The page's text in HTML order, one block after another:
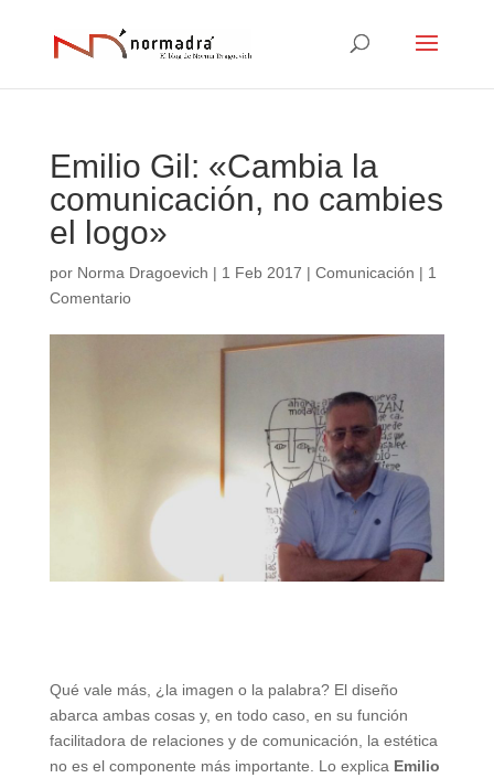
Emilio Gil: «Cambia la
comunicación, no cambies
el logo»
por Norma Dragoevich | 1 Feb 2017 | Comunicación | 1
Comentario
Qué vale más, ¿la imagen o la palabra? El diseño
abarca ambas cosas y, en todo caso, en su función
facilitadora de relaciones y de comunicación, la estética
no es el componente más importante. Lo explica Emilio